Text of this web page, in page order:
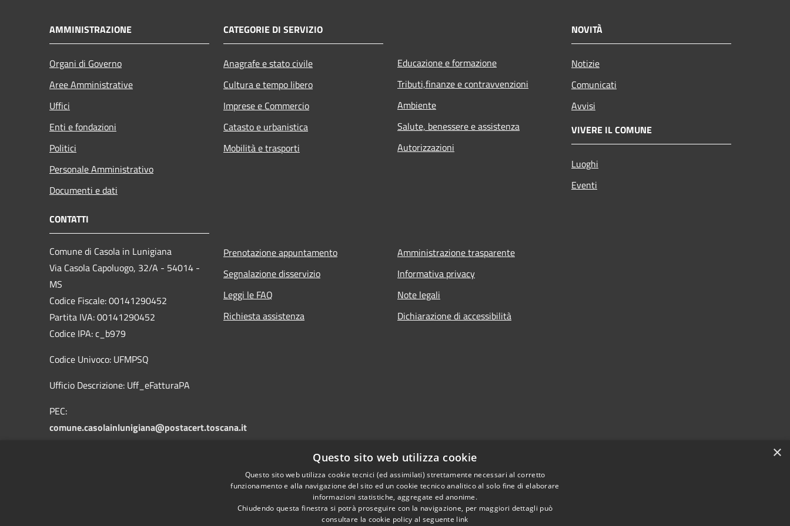
AMMINISTRAZIONE
Organi di Governo
Aree Amministrative
Uffici
Enti e fondazioni
Politici
Personale Amministrativo
Documenti e dati
CATEGORIE DI SERVIZIO
Anagrafe e stato civile
Cultura e tempo libero
Imprese e Commercio
Catasto e urbanistica
Mobilità e trasporti
Educazione e formazione
Tributi,finanze e contravvenzioni
Ambiente
Salute, benessere e assistenza
Autorizzazioni
NOVITÀ
Notizie
Comunicati
Avvisi
VIVERE IL COMUNE
Luoghi
Eventi
CONTATTI
Comune di Casola in Lunigiana
Via Casola Capoluogo, 32/A - 54014 -
MS
Codice Fiscale: 00141290452
Partita IVA: 00141290452
Codice IPA: c_b979
Codice Univoco: UFMPSQ
Ufficio Descrizione: Uff_eFatturaPA
PEC:
comune.casolainlunigiana@postacert.toscana.it
Prenotazione appuntamento
Segnalazione disservizio
Leggi le FAQ
Richiesta assistenza
Amministrazione trasparente
Informativa privacy
Note legali
Dichiarazione di accessibilità
×
Questo sito web utilizza cookie
Questo sito web utilizza cookie tecnici (ed assimilati) strettamente necessari al corretto
funzionamento e alla navigazione del sito ed un cookie tecnico analitico al solo fine di elaborare
informazioni statistiche, aggregate ed anonime.
Chiudendo questa finestra si potrà proseguire con la navigazione, per maggiori dettagli può
consultare la cookie policy al seguente link